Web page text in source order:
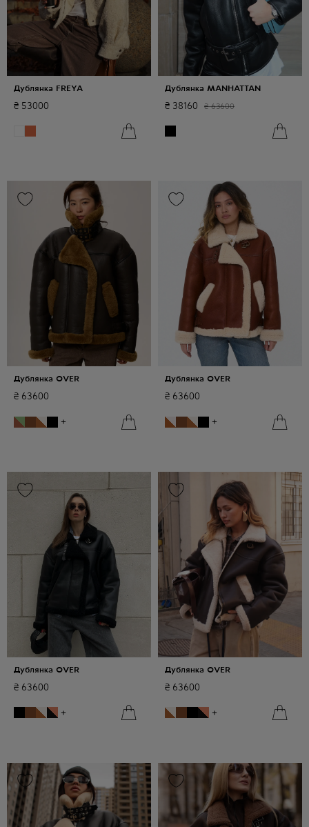
Дублянка FREYA
₴ 53000
Дублянка MANHATTAN
₴ 38160 ₴ 63600
Дублянка OVER
₴ 63600
+
Дублянка OVER
₴ 63600
+
Дублянка OVER
₴ 63600
+
Дублянка OVER
₴ 63600
+